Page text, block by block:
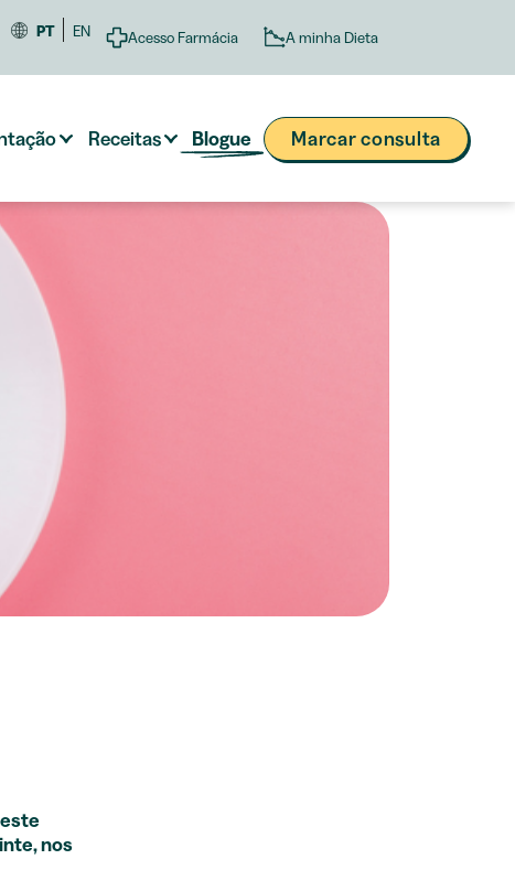
PT EN Acesso Farmácia A minha Dieta
Receitas Blogue Marcar consulta
nos